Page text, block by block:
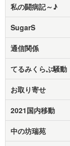
私の闘病記～♪
SugarS
通信関係
てるみくらぶ騒動
お取り寄せ
2021国内移動
中の坊瑞苑